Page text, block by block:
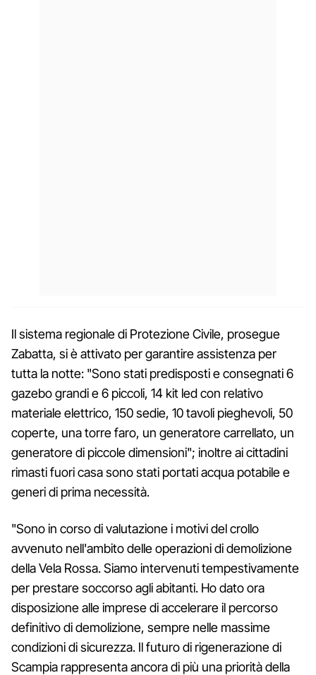
Il sistema regionale di Protezione Civile, prosegue
Zabatta, si è attivato per garantire assistenza per
tutta la notte: "Sono stati predisposti e consegnati 6
gazebo grandi e 6 piccoli, 14 kit led con relativo
materiale elettrico, 150 sedie, 10 tavoli pieghevoli, 50
coperte, una torre faro, un generatore carrellato, un
generatore di piccole dimensioni"; inoltre ai cittadini
rimasti fuori casa sono stati portati acqua potabile e
generi di prima necessità.
"Sono in corso di valutazione i motivi del crollo
avvenuto nell'ambito delle operazioni di demolizione
della Vela Rossa. Siamo intervenuti tempestivamente
per prestare soccorso agli abitanti. Ho dato ora
disposizione alle imprese di accelerare il percorso
definitivo di demolizione, sempre nelle massime
condizioni di sicurezza. Il futuro di rigenerazione di
Scampia rappresenta ancora di più una priorità della